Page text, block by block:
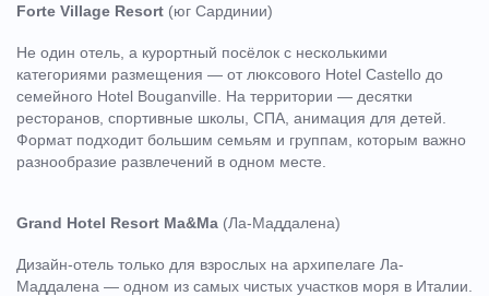
Forte Village Resort (юг Сардинии)
Не один отель, а курортный посёлок с несколькими
категориями размещения — от люксового Hotel Castello до
семейного Hotel Bouganville. На территории — десятки
ресторанов, спортивные школы, СПА, анимация для детей.
Формат подходит большим семьям и группам, которым важно
разнообразие развлечений в одном месте.
Grand Hotel Resort Ma&Ma (Ла-Маддалена)
Дизайн-отель только для взрослых на архипелаге Ла-
Маддалена — одном из самых чистых участков моря в Италии.